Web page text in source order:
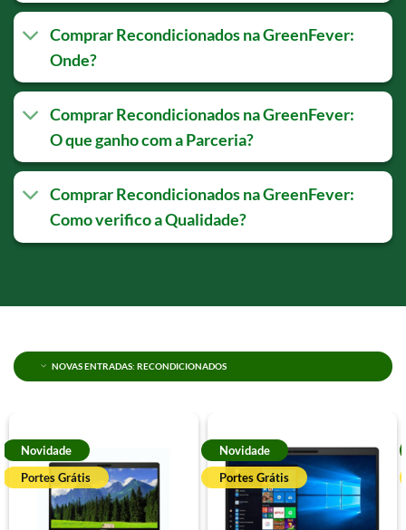
Comprar Recondicionados na GreenFever:
Onde?
Comprar Recondicionados na GreenFever:
O que ganho com a Parceria?
Comprar Recondicionados na GreenFever:
Como verifico a Qualidade?
NOVAS ENTRADAS: RECONDICIONADOS
Novidade
Portes Grátis
Novidade
Portes Grátis